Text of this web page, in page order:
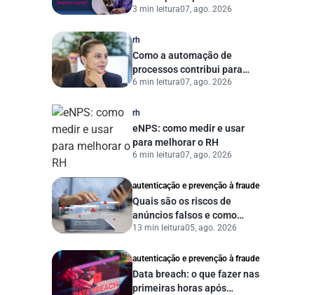
começar a se preparar
3 min leitura07, ago. 2026
rh
Como a automação de
processos contribui para
uma gestão pública mais
6 min leitura07, ago. 2026
rh
eNPS: como medir e usar
para melhorar o RH
6 min leitura07, ago. 2026
autenticação e prevenção à fraude
Quais são os riscos de
anúncios falsos e como
proteger seu negócio?
13 min leitura05, ago. 2026
autenticação e prevenção à fraude
Data breach: o que fazer nas
primeiras horas após